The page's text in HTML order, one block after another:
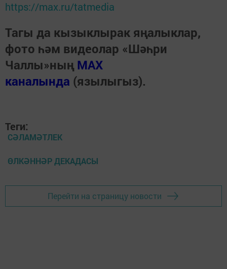
https://max.ru/tatmedia
Тагы да кызыклырак яңалыклар,
фото һәм видеолар «Шәһри
Чаллы»ның MAX
каналында (язылыгыз).
Теги:
СӘЛАМӘТЛЕК
ӨЛКӘННӘР ДЕКАДАСЫ
Перейти на страницу новости